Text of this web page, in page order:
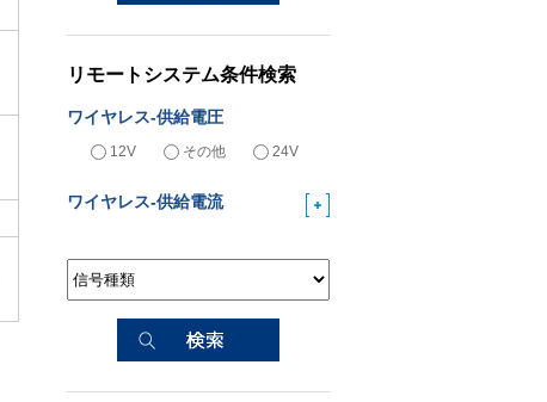
リモートシステム条件検索
ワイヤレス-供給電圧
12V その他 24V
ワイヤレス-供給電流